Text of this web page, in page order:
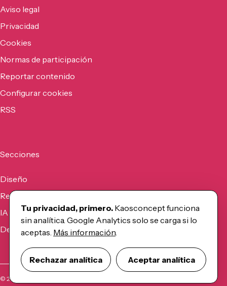
Aviso legal
Privacidad
Cookies
Normas de participación
Reportar contenido
Configurar cookies
RSS
Secciones
Diseño
Recursos
IA
Desarrollo
© 2026
Tu privacidad, primero. Kaosconcept funciona
sin analítica. Google Analytics solo se carga si lo
aceptas. Más información.
Rechazar analítica Aceptar analítica